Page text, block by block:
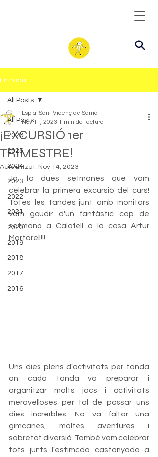
Entrada
All Posts
2026
2025
2024
2023
2022
2021
2020
2019
2018
2017
2016
All Posts
¡EXCURSIÓ 1er
TRIMESTRE!
Esplai Sant Vicenç de Sarrià
Nov 11, 2023 1 min de lectura
Actualitzat: Nov 14, 2023
Ja fa dues setmanes que vam
celebrar la primera excursió del curs!
Totes les tandes junt amb monitors
vam gaudir d'un fantàstic cap de
setmana a Calafell a la casa Artur
Martorell!!!
Uns dies plens d'activitats per tanda
on cada tanda va preparar i
organitzar molts jocs i activitats
meravelloses per tal de passar uns
dies increïbles. No va faltar una
gimcanes, moltes aventures i
sobretot diversió. També vam celebrar
tots junts l'estimada castanyada a